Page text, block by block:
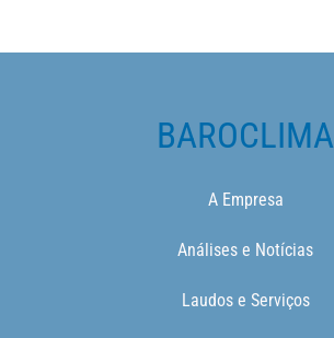
BAROCLIMA
A Empresa
Análises e Notícias
Laudos e Serviços